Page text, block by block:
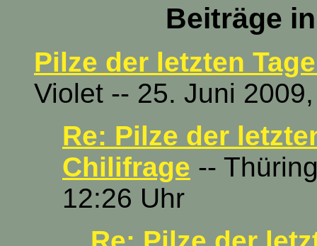
Beiträge
Pilze der letzten
Violet -- 25. Juni
Re: Pilze der
Chilifrage --
12:26 Uhr